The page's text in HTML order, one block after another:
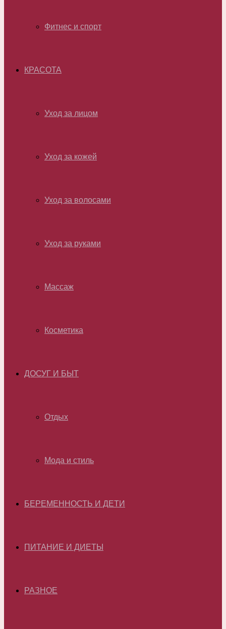
Фитнес и спорт
КРАСОТА
Уход за лицом
Уход за кожей
Уход за волосами
Уход за руками
Массаж
Косметика
ДОСУГ И БЫТ
Отдых
Мода и стиль
БЕРЕМЕННОСТЬ И ДЕТИ
ПИТАНИЕ И ДИЕТЫ
РАЗНОЕ